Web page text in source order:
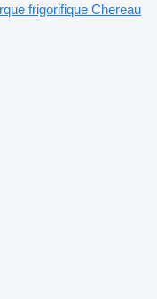
frigorifique Chereau